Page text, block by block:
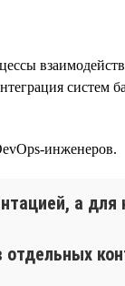
систем
инженеров.
а